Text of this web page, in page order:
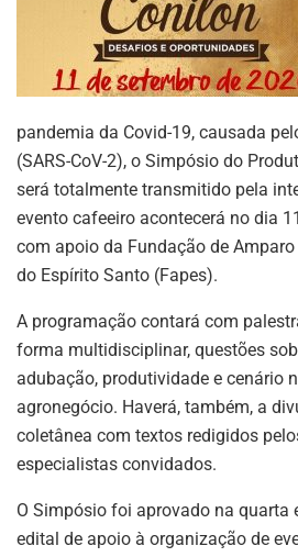
pandemia da Covid-19, causada
(SARS-CoV-2), o Simpósio do
será totalmente transmitido pela
evento cafeeiro acontecerá no dia
com apoio da Fundação de
do Espírito Santo (Fapes).
A programação contará com
forma multidisciplinar, questões
adubação, produtividade e cenário
agronegócio. Haverá, também, a
coletânea com textos redigidos
especialistas convidados.
O Simpósio foi aprovado na quarta
edital de apoio à organização de